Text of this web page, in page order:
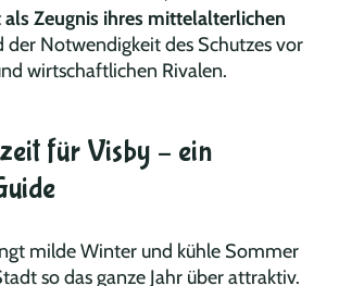
Zeugnis ihres mittelalterlichen
der Notwendigkeit des Schutzes vor
wirtschaftlichen Rivalen.
für Visby – ein
milde Winter und kühle Sommer
so das ganze Jahr über attraktiv.